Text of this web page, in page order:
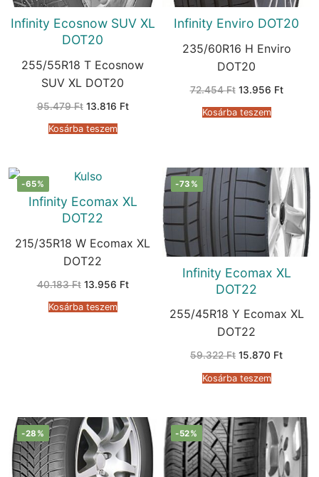
Infinity Ecosnow SUV XL
DOT20
255/55R18 T Ecosnow
SUV XL DOT20
95.479Ft Original
was:
95.479 Ft.
13.816 FtCurrent
Kosárba teszem
Infinity Enviro DOT20
235/60R16 H Enviro
DOT20
72.454Ft Original
was:
72.454 Ft.
13.956 FtCurrent
Kosárba teszem
-65%
Infinity Ecomax XL
DOT22
215/35R18 W Ecomax XL
DOT22
40.183Ft Original
was:
40.183 Ft.
13.956 FtCurrent
13.956 Ft.
Kosárba teszem
-73%
Infinity Ecomax XL
DOT22
255/45R18 Y Ecomax XL
DOT22
59.322Ft Original
was:
59.322 Ft.
15.870 FtCurrent
Kosárba teszem
-28% -52%